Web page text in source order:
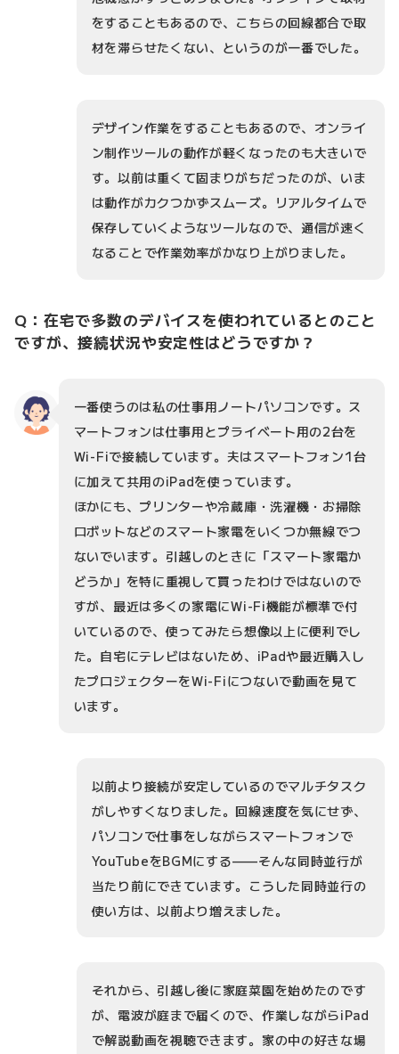
をすることもあるので、こちらの回線都合で取
材を滞らせたくない、というのが一番でした。
デザイン作業をすることもあるので、オンライ
ン制作ツールの動作が軽くなったのも大きいで
す。以前は重くて固まりがちだったのが、いま
は動作がカクつかずスムーズ。リアルタイムで
保存していくようなツールなので、通信が速く
なることで作業効率がかなり上がりました。
Q：在宅で多数のデバイスを使われているとのこと
ですが、接続状況や安定性はどうですか？
一番使うのは私の仕事用ノートパソコンです。ス
マートフォンは仕事用とプライベート用の2台を
Wi-Fiで接続しています。夫はスマートフォン1台
に加えて共用のiPadを使っています。
ほかにも、プリンターや冷蔵庫・洗濯機・お掃除
ロボットなどのスマート家電をいくつか無線でつ
ないでいます。引越しのときに「スマート家電か
どうか」を特に重視して買ったわけではないので
すが、最近は多くの家電にWi-Fi機能が標準で付
いているので、使ってみたら想像以上に便利でし
た。自宅にテレビはないため、iPadや最近購入し
たプロジェクターをWi-Fiにつないで動画を見て
います。
以前より接続が安定しているのでマルチタスク
がしやすくなりました。回線速度を気にせず、
パソコンで仕事をしながらスマートフォンで
YouTubeをBGMにする——そんな同時並行が
当たり前にできています。こうした同時並行の
使い方は、以前より増えました。
それから、引越し後に家庭菜園を始めたのです
が、電波が庭まで届くので、作業しながらiPad
で解説動画を視聴できます。家の中の好きな場